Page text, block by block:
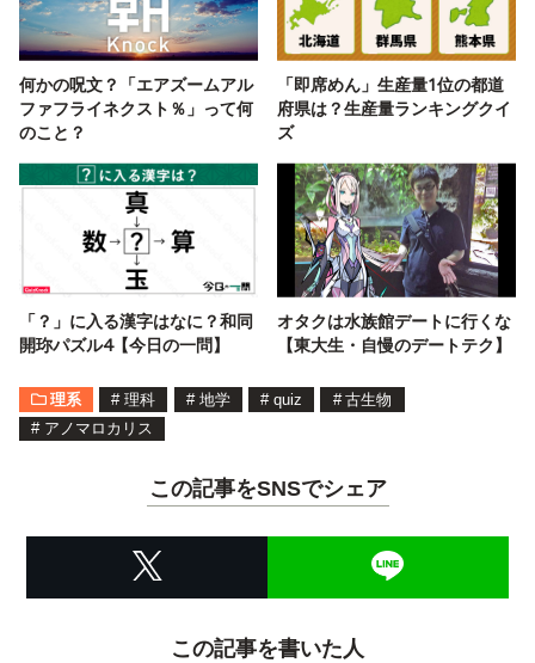
何かの呪文？「エアズームアル
ファフライネクスト％」って何
のこと？
「即席めん」生産量1位の都道
府県は？生産量ランキングクイ
ズ
「？」に入る漢字はなに？和同
開珎パズル4【今日の一問】
オタクは水族館デートに行くな
【東大生・自慢のデートテク】
理系 # 理科 # 地学 # quiz # 古生物
# アノマロカリス
この記事をSNSでシェア
この記事を書いた人